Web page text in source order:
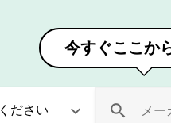
今すぐここか